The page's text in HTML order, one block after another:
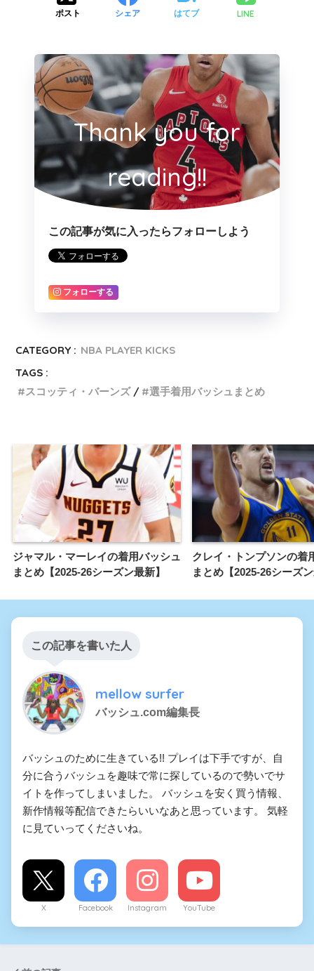
ポスト シェア はてブ LINE
Thank you for
reading!!
この記事が気に入ったらフォローしよう
フォローする
CATEGORY : NBA PLAYER KICKS
TAGS :
スコッティ・バーンズ
選手着用バッシュまとめ
ジャマル・マーレイの着用バッシュ
まとめ【2025-26シーズン最新】
クレイ・トンプソンの着
まとめ【2025-26シーズ
この記事を書いた人
mellow surfer
バッシュ.com編集長
バッシュのために生きている!! プレイは下手ですが、自
分に合うバッシュを趣味で常に探しているので勢いでサ
イトを作ってしまいました。 バッシュを安く買う情報、
新作情報等配信できたらいいなあと思っています。 気軽
に見ていってくださいね。
X Facebook Instagram YouTube